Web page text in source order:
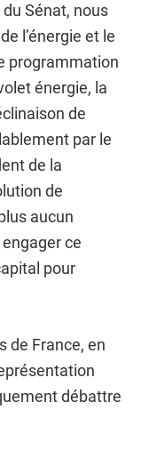
Sénat, nous
l’énergie et le
programmation
énergie, la
de
par le
de la
de
aucun
ce
pour
de France, en
débattre